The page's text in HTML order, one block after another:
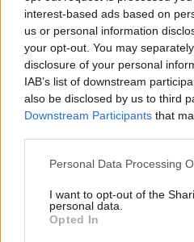
interest-based ads based on
us or personal information
your opt-out. You may
disclosure of your personal
IAB’s list of downstream
also be disclosed by us to third
Downstream Participants that
Personal Data Processing
I want to opt-out of the
personal data.
Opted In
Ροή ειδήσεων
12:44
Κλίμα συγκίνησης στην
12:39
Το Μουσείο Μόδας στο Μπαθ
μεταφορά σε ιστορικό κτίριο